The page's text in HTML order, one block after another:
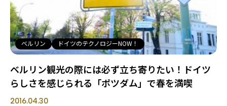
ベルリン ドイツのテクノロジーNOW！
ベルリン観光の際には必ず立ち寄りたい！ドイツ
らしさを感じられる「ポツダム」で春を満喫
2016.04.30